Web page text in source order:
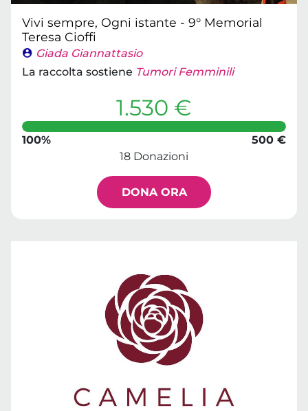
Vivi sempre, Ogni istante - 9° Memorial
Teresa Cioffi
Giada Giannattasio
La raccolta sostiene Tumori Femminili
1.530 €
100%
500 €
18 Donazioni
DONA ORA